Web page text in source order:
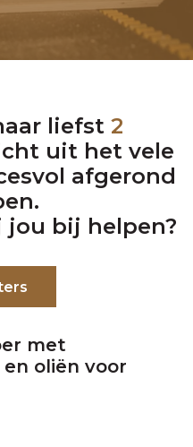
liefst 2
uit het vele
afgerond
jou bij helpen?
met
oliën voor